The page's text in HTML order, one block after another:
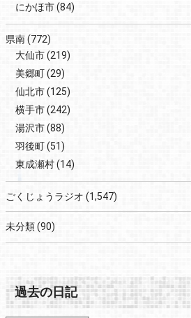
にかほ市(84)
県南(772)
大仙市(219)
美郷町(29)
仙北市(125)
横手市(242)
湯沢市(88)
羽後町(51)
東成瀬村(14)
ごくじょうラジオ (1,547)
未分類(90)
過去の日記